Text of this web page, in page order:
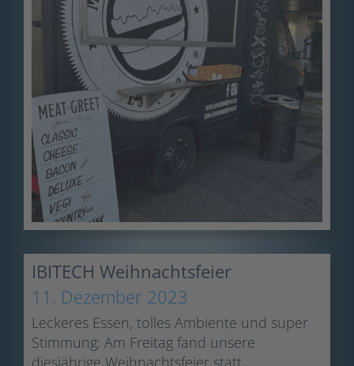
IBITECH Weihnachtsfeier
11. Dezember 2023
Leckeres Essen, tolles Ambiente und super
Stimmung: Am Freitag fand unsere
diesjährige Weihnachtsfeier statt.